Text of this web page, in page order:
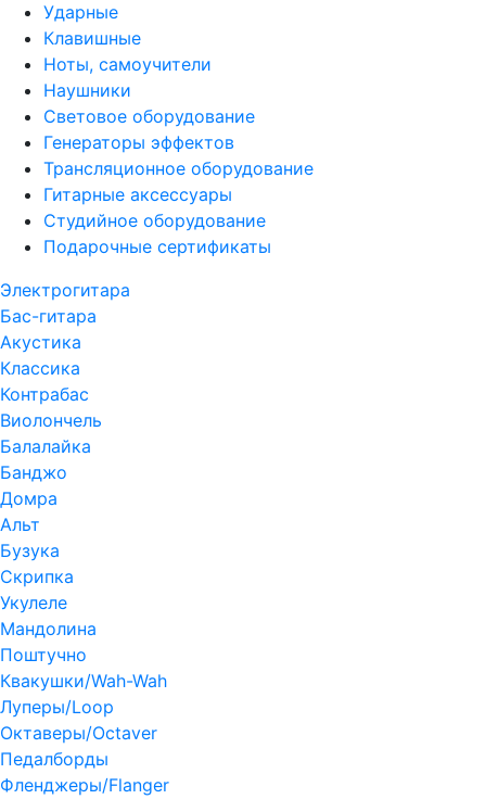
Ударные
Клавишные
Ноты, самоучители
Наушники
Световое оборудование
Генераторы эффектов
Трансляционное оборудование
Гитарные аксессуары
Студийное оборудование
Подарочные сертификаты
Электрогитара
Бас-гитара
Акустика
Классика
Контрабас
Виолончель
Балалайка
Банджо
Домра
Альт
Бузука
Скрипка
Укулеле
Мандолина
Поштучно
Квакушки/Wah-Wah
Луперы/Loop
Октаверы/Octaver
Педалборды
Фленджеры/Flanger